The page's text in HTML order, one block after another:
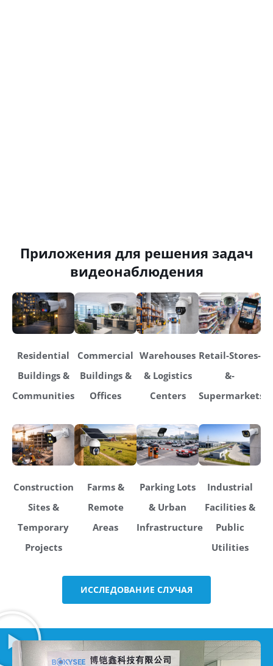
Приложения для решения задач
видеонаблюдения
Residential
Buildings &
Communities
Commercial
Buildings &
Offices
Warehouses
& Logistics
Centers
Retail-Stores-
&-
Supermarkets
Construction
Sites &
Temporary
Projects
Farms &
Remote
Areas
Parking Lots
& Urban
Infrastructure
Industrial
Facilities &
Public
Utilities
ИССЛЕДОВАНИЕ СЛУЧАЯ